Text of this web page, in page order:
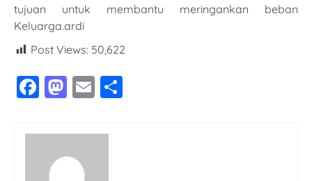
tujuan untuk membantu meringankan beban
Keluarga.ardi
Post Views: 50,622
Facebook
Mastodon
Email